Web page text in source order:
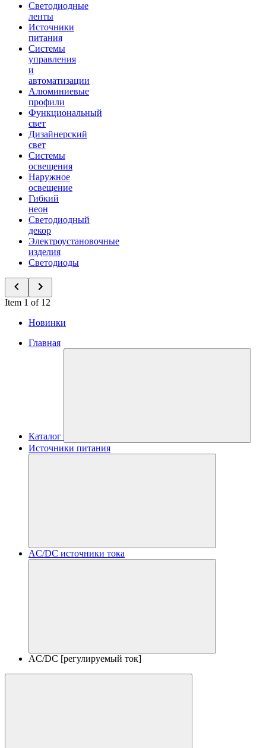
Светодиодные
ленты
Источники
питания
Системы
управления
и
автоматизации
Алюминиевые
профили
Функциональный
свет
Дизайнерский
свет
Системы
освещения
Наружное
освещение
Гибкий
неон
Светодиодный
декор
Электроустановочные
изделия
Светодиоды
Item 1 of 12
Новинки
Главная
Каталог
Источники питания
AC/DC источники тока
AC/DC [регулируемый ток]